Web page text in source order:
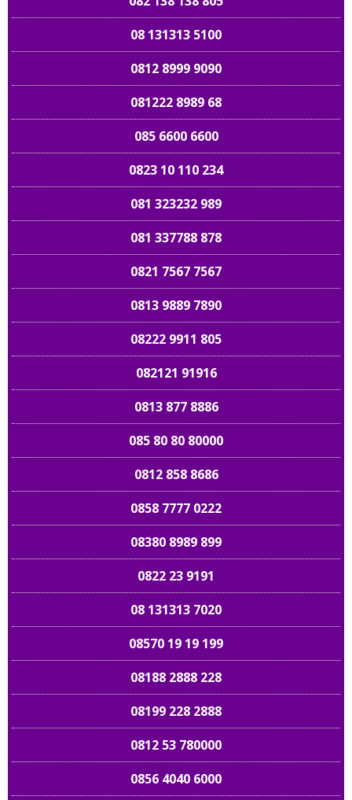
08 131313 5100
0812 8999 9090
081222 8989 68
085 6600 6600
0823 10 110 234
081 323232 989
081 337788 878
0821 7567 7567
0813 9889 7890
08222 9911 805
082121 91916
0813 877 8886
085 80 80 80000
0812 858 8686
0858 7777 0222
08380 8989 899
0822 23 9191
08 131313 7020
08570 19 19 199
08188 2888 228
08199 228 2888
0812 53 780000
0856 4040 6000